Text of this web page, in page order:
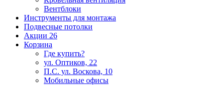
Вентблоки
Инструменты для монтажа
Подвесные потолки
Акции 26
Корзина
Где купить?
ул. Оптиков, 22
П.С. ул. Воскова, 10
Мобильные офисы